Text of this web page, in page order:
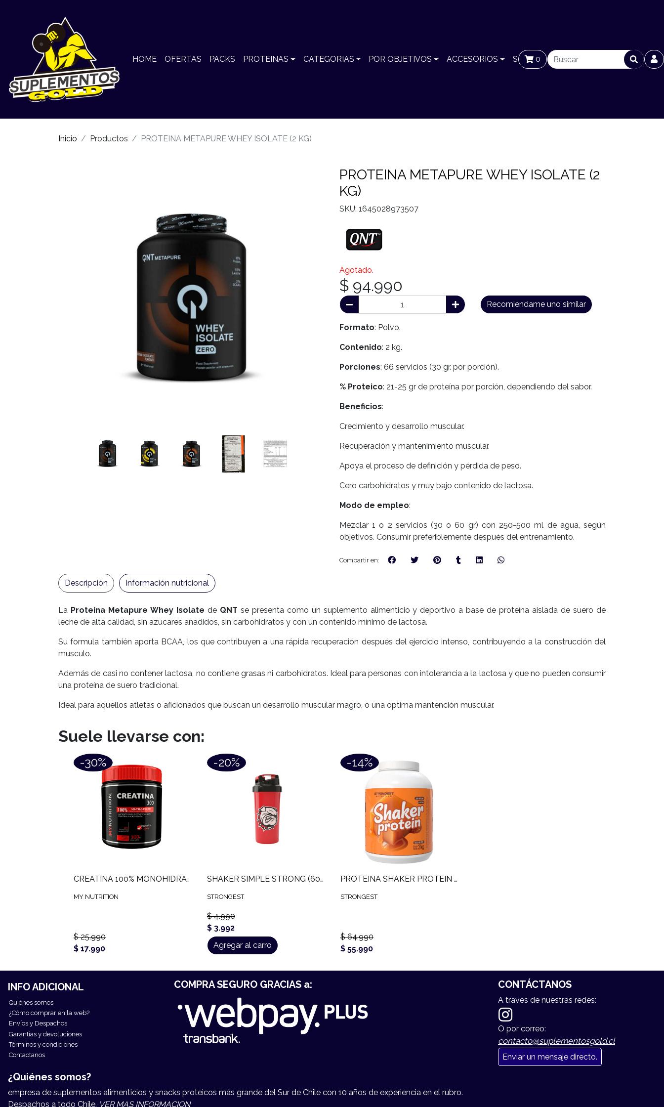
HOME OFERTAS PACKS PROTEINAS CATEGORIAS POR OBJETIVOS ACCESORIOS SUCURSALES BLOG
0
Inicio Productos PROTEINA METAPURE WHEY ISOLATE (2 KG)
PROTEINA METAPURE WHEY ISOLATE (2
KG)
SKU: 1645028973507
Agotado.
$ 94.990
Recomiendame uno similar
Formato: Polvo.
Contenido: 2 kg.
Porciones: 66 servicios (30 gr. por porción).
% Proteico: 21-25 gr de proteína por porción, dependiendo del sabor.
Beneficios:
Crecimiento y desarrollo muscular.
Recuperación y mantenimiento muscular.
Apoya el proceso de definición y pérdida de peso.
Cero carbohidratos y muy bajo contenido de lactosa.
Modo de empleo:
Mezclar 1 o 2 servicios (30 o 60 gr) con 250-500 ml de agua, según
objetivos. Consumir preferiblemente después del entrenamiento.
Compartir en:
La Proteína Metapure Whey Isolate de QNT se presenta como un suplemento alimenticio y deportivo a base de proteína aislada de suero de
leche de alta calidad, sin azucares añadidos, sin carbohidratos y con un contenido mínimo de lactosa.
Su formula también aporta BCAA, los que contribuyen a una rápida recuperación después del ejercicio intenso, contribuyendo a la construcción del
musculo.
Además de casi no contener lactosa, no contiene grasas ni carbohidratos. Ideal para personas con intolerancia a la lactosa y que no pueden consumir
una proteína de suero tradicional.
Ideal para aquellos atletas o aficionados que buscan un desarrollo muscular magro, o una optima mantención muscular.
Descripción Información nutricional
Suele llevarse con:
-30%
CREATINA 100% MONOHIDRATADA MY NUTRITION (300 GR)
MY NUTRITION
$ 25.990
$ 17.990
-20%
SHAKER SIMPLE STRONG (600 ML)
STRONGEST
$ 4.990
$ 3.992
Agregar al carro
-14%
PROTEINA SHAKER PROTEIN STRONGEST (2 KG)
STRONGEST
$ 64.990
$ 55.990
INFO ADICIONAL
Quiénes somos
¿Cómo comprar en la web?
Envíos y Despachos
Garantías y devoluciones
Términos y condiciones
Contactanos
COMPRA SEGURO GRACIAS a: CONTÁCTANOS
A traves de nuestras redes:
O por correo:
contacto@suplementosgold.cl
Enviar un mensaje directo.
¿Quiénes somos?
empresa de suplementos alimenticios y snacks proteicos más grande del Sur de Chile con 10 años de experiencia en el rubro.
Despachos a todo Chile. VER MAS INFORMACION